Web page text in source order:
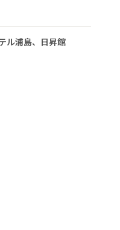
ル浦島、日昇館